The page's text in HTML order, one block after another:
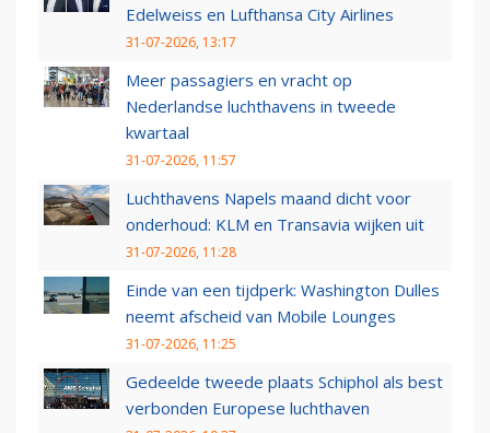
Edelweiss en Lufthansa City Airlines
31-07-2026, 13:17
Meer passagiers en vracht op
Nederlandse luchthavens in tweede
kwartaal
31-07-2026, 11:57
Luchthavens Napels maand dicht voor
onderhoud: KLM en Transavia wijken uit
31-07-2026, 11:28
Einde van een tijdperk: Washington Dulles
neemt afscheid van Mobile Lounges
31-07-2026, 11:25
Gedeelde tweede plaats Schiphol als best
verbonden Europese luchthaven